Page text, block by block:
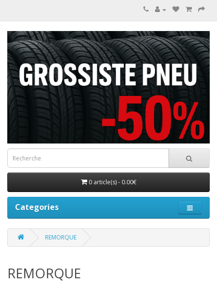
0 article(s) - 0.00€
Categories
REMORQUE
REMORQUE